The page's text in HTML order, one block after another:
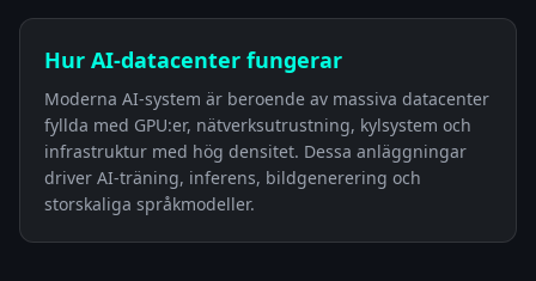
Hur AI-datacenter fungerar
Moderna AI-system är beroende av massiva datacenter
fyllda med GPU:er, nätverksutrustning, kylsystem och
infrastruktur med hög densitet. Dessa anläggningar
driver AI-träning, inferens, bildgenerering och
storskaliga språkmodeller.